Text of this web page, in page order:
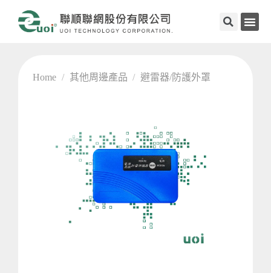
Home / 其他周邊產品 / 避雷器/防護外罩